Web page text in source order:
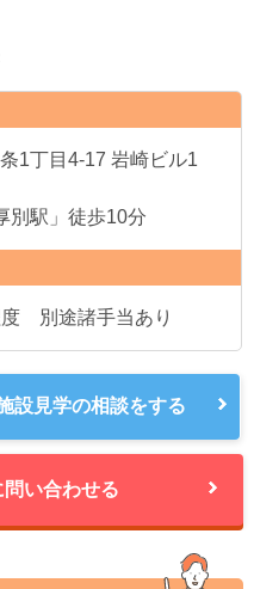
1丁目4-17 岩崎ビル1
別駅」徒歩10分
度 別途諸手当あり
設見学の相談をする
問い合わせる